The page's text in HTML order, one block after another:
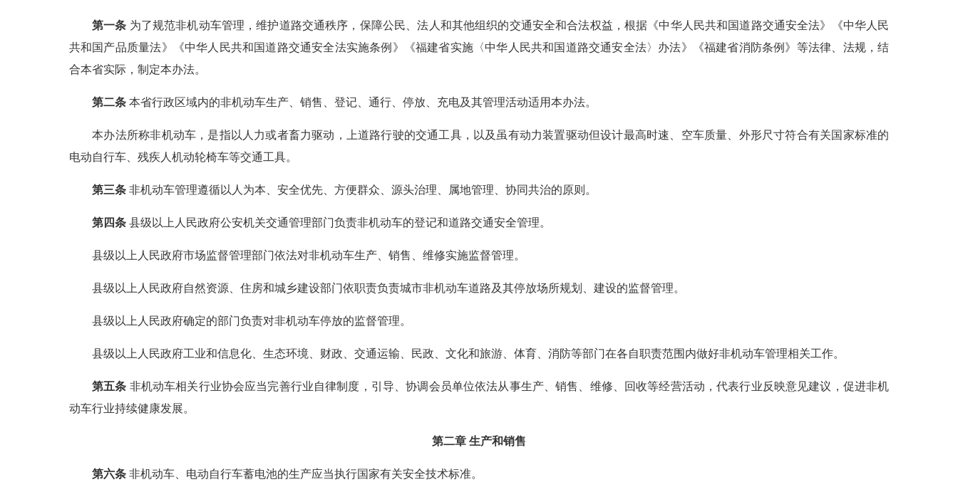
第一条 为了规范非机动车管理，维护道路交通秩序，保障公民、法人和其他组织的交通安全和合法权益，根据《中华人民共和国道路交通安全法》《中华人民
共和国产品质量法》《中华人民共和国道路交通安全法实施条例》《福建省实施〈中华人民共和国道路交通安全法〉办法》《福建省消防条例》等法律、法规，结
合本省实际，制定本办法。
第二条本省行政区域内的非机动车生产、销售、登记、通行、停放、充电及其管理活动适用本办法。
本办法所称非机动车，是指以人力或者畜力驱动，上道路行驶的交通工具，以及虽有动力装置驱动但设计最高时速、空车质量、外形尺寸符合有关国家标准的
电动自行车、残疾人机动轮椅车等交通工具。
第三条非机动车管理遵循以人为本、安全优先、方便群众、源头治理、属地管理、协同共治的原则。
第四条县级以上人民政府公安机关交通管理部门负责非机动车的登记和道路交通安全管理。
县级以上人民政府市场监督管理部门依法对非机动车生产、销售、维修实施监督管理。
县级以上人民政府自然资源、住房和城乡建设部门依职责负责城市非机动车道路及其停放场所规划、建设的监督管理。
县级以上人民政府确定的部门负责对非机动车停放的监督管理。
县级以上人民政府工业和信息化、生态环境、财政、交通运输、民政、文化和旅游、体育、消防等部门在各自职责范围内做好非机动车管理相关工作。
第五条 非机动车相关行业协会应当完善行业自律制度，引导、协调会员单位依法从事生产、销售、维修、回收等经营活动，代表行业反映意见建议，促进非机
动车行业持续健康发展。
第二章 生产和销售
第六条非机动车、电动自行车蓄电池的生产应当执行国家有关安全技术标准。